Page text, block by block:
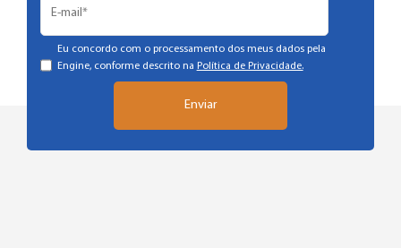
Eu concordo com o processamento dos meus dados pela
Engine, conforme descrito na Política de Privacidade.